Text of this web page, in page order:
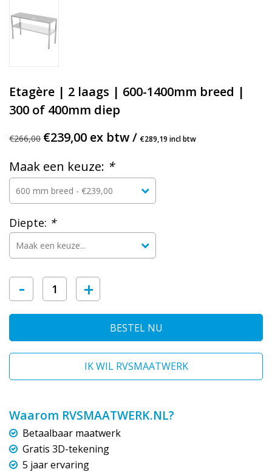
Etagère | 2 laags | 600-1400mm breed |
300 of 400mm diep
€266,00 €239,00 ex btw /€289,19 incl btw
Maak een keuze: *
Diepte: *
- +
BESTEL NU
IK WIL RVSMAATWERK
Waarom RVSMAATWERK.NL?
Betaalbaar maatwerk
Gratis 3D-tekening
5 jaar ervaring